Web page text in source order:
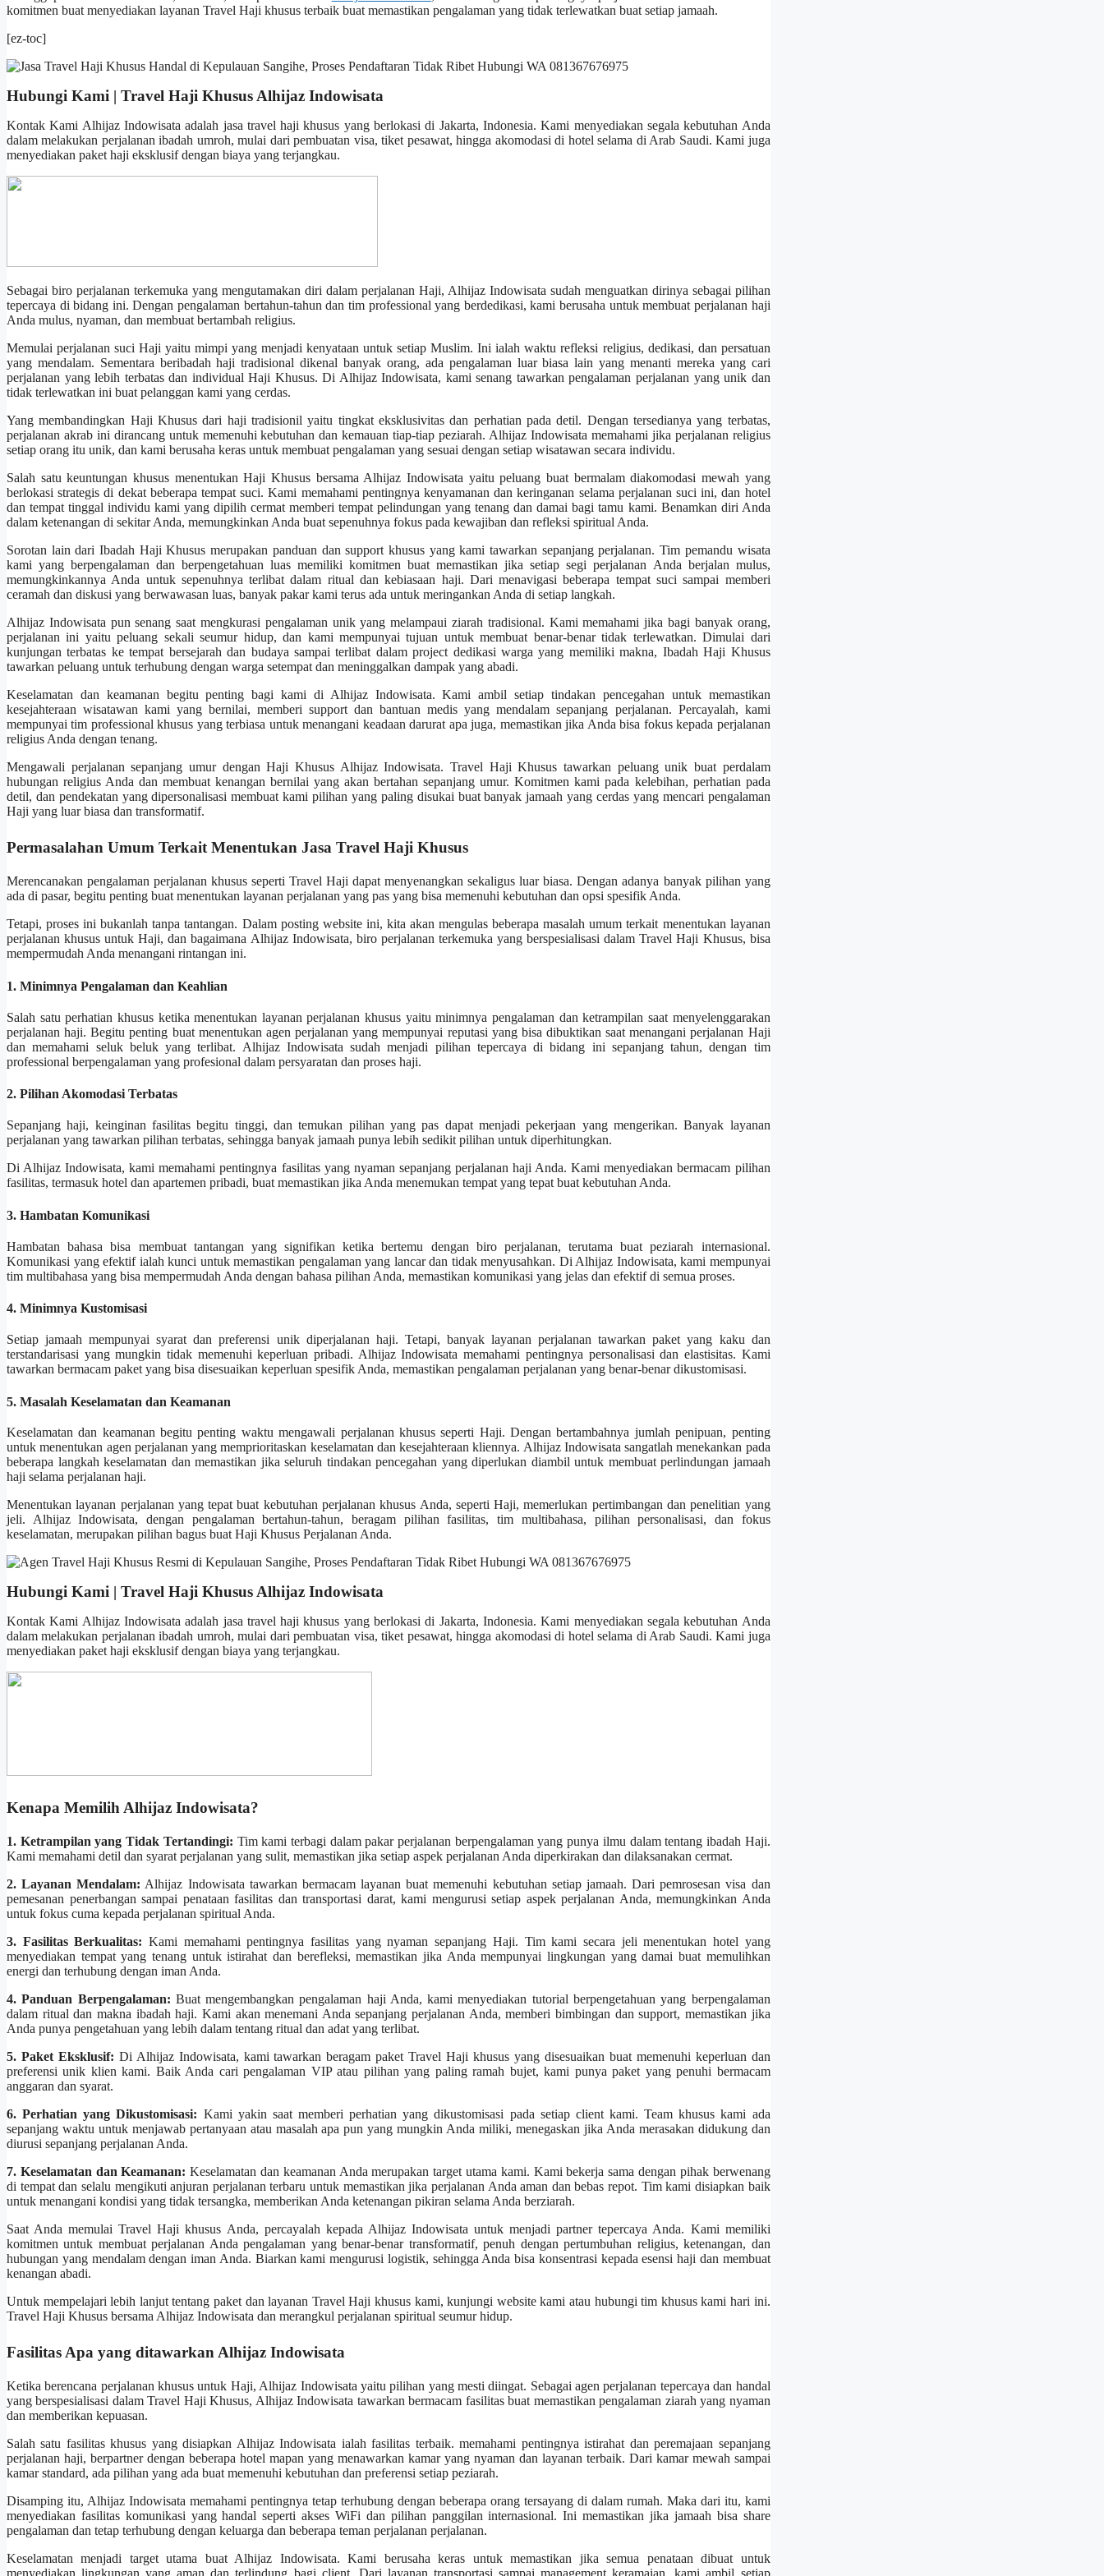
komitmen buat menyediakan layanan Travel Haji khusus terbaik buat memastikan pengalaman yang tidak terlewatkan buat setiap jamaah.
[ez-toc]
Hubungi Kami | Travel Haji Khusus Alhijaz Indowisata
Kontak Kami Alhijaz Indowisata adalah jasa travel haji khusus yang berlokasi di Jakarta, Indonesia. Kami menyediakan segala kebutuhan Anda
dalam melakukan perjalanan ibadah umroh, mulai dari pembuatan visa, tiket pesawat, hingga akomodasi di hotel selama di Arab Saudi. Kami juga
menyediakan paket haji eksklusif dengan biaya yang terjangkau.
Sebagai biro perjalanan terkemuka yang mengutamakan diri dalam perjalanan Haji, Alhijaz Indowisata sudah menguatkan dirinya sebagai pilihan
tepercaya di bidang ini. Dengan pengalaman bertahun-tahun dan tim professional yang berdedikasi, kami berusaha untuk membuat perjalanan haji
Anda mulus, nyaman, dan membuat bertambah religius.
Memulai perjalanan suci Haji yaitu mimpi yang menjadi kenyataan untuk setiap Muslim. Ini ialah waktu refleksi religius, dedikasi, dan persatuan
yang mendalam. Sementara beribadah haji tradisional dikenal banyak orang, ada pengalaman luar biasa lain yang menanti mereka yang cari
perjalanan yang lebih terbatas dan individual Haji Khusus. Di Alhijaz Indowisata, kami senang tawarkan pengalaman perjalanan yang unik dan
tidak terlewatkan ini buat pelanggan kami yang cerdas.
Yang membandingkan Haji Khusus dari haji tradisionil yaitu tingkat eksklusivitas dan perhatian pada detil. Dengan tersedianya yang terbatas,
perjalanan akrab ini dirancang untuk memenuhi kebutuhan dan kemauan tiap-tiap peziarah. Alhijaz Indowisata memahami jika perjalanan religius
setiap orang itu unik, dan kami berusaha keras untuk membuat pengalaman yang sesuai dengan setiap wisatawan secara individu.
Salah satu keuntungan khusus menentukan Haji Khusus bersama Alhijaz Indowisata yaitu peluang buat bermalam diakomodasi mewah yang
berlokasi strategis di dekat beberapa tempat suci. Kami memahami pentingnya kenyamanan dan keringanan selama perjalanan suci ini, dan hotel
dan tempat tinggal individu kami yang dipilih cermat memberi tempat pelindungan yang tenang dan damai bagi tamu kami. Benamkan diri Anda
dalam ketenangan di sekitar Anda, memungkinkan Anda buat sepenuhnya fokus pada kewajiban dan refleksi spiritual Anda.
Sorotan lain dari Ibadah Haji Khusus merupakan panduan dan support khusus yang kami tawarkan sepanjang perjalanan. Tim pemandu wisata
kami yang berpengalaman dan berpengetahuan luas memiliki komitmen buat memastikan jika setiap segi perjalanan Anda berjalan mulus,
memungkinkannya Anda untuk sepenuhnya terlibat dalam ritual dan kebiasaan haji. Dari menavigasi beberapa tempat suci sampai memberi
ceramah dan diskusi yang berwawasan luas, banyak pakar kami terus ada untuk meringankan Anda di setiap langkah.
Alhijaz Indowisata pun senang saat mengkurasi pengalaman unik yang melampaui ziarah tradisional. Kami memahami jika bagi banyak orang,
perjalanan ini yaitu peluang sekali seumur hidup, dan kami mempunyai tujuan untuk membuat benar-benar tidak terlewatkan. Dimulai dari
kunjungan terbatas ke tempat bersejarah dan budaya sampai terlibat dalam project dedikasi warga yang memiliki makna, Ibadah Haji Khusus
tawarkan peluang untuk terhubung dengan warga setempat dan meninggalkan dampak yang abadi.
Keselamatan dan keamanan begitu penting bagi kami di Alhijaz Indowisata. Kami ambil setiap tindakan pencegahan untuk memastikan
kesejahteraan wisatawan kami yang bernilai, memberi support dan bantuan medis yang mendalam sepanjang perjalanan. Percayalah, kami
mempunyai tim professional khusus yang terbiasa untuk menangani keadaan darurat apa juga, memastikan jika Anda bisa fokus kepada perjalanan
religius Anda dengan tenang.
Mengawali perjalanan sepanjang umur dengan Haji Khusus Alhijaz Indowisata. Travel Haji Khusus tawarkan peluang unik buat perdalam
hubungan religius Anda dan membuat kenangan bernilai yang akan bertahan sepanjang umur. Komitmen kami pada kelebihan, perhatian pada
detil, dan pendekatan yang dipersonalisasi membuat kami pilihan yang paling disukai buat banyak jamaah yang cerdas yang mencari pengalaman
Haji yang luar biasa dan transformatif.
Permasalahan Umum Terkait Menentukan Jasa Travel Haji Khusus
Merencanakan pengalaman perjalanan khusus seperti Travel Haji dapat menyenangkan sekaligus luar biasa. Dengan adanya banyak pilihan yang
ada di pasar, begitu penting buat menentukan layanan perjalanan yang pas yang bisa memenuhi kebutuhan dan opsi spesifik Anda.
Tetapi, proses ini bukanlah tanpa tantangan. Dalam posting website ini, kita akan mengulas beberapa masalah umum terkait menentukan layanan
perjalanan khusus untuk Haji, dan bagaimana Alhijaz Indowisata, biro perjalanan terkemuka yang berspesialisasi dalam Travel Haji Khusus, bisa
mempermudah Anda menangani rintangan ini.
1. Minimnya Pengalaman dan Keahlian
Salah satu perhatian khusus ketika menentukan layanan perjalanan khusus yaitu minimnya pengalaman dan ketrampilan saat menyelenggarakan
perjalanan haji. Begitu penting buat menentukan agen perjalanan yang mempunyai reputasi yang bisa dibuktikan saat menangani perjalanan Haji
dan memahami seluk beluk yang terlibat. Alhijaz Indowisata sudah menjadi pilihan tepercaya di bidang ini sepanjang tahun, dengan tim
professional berpengalaman yang profesional dalam persyaratan dan proses haji.
2. Pilihan Akomodasi Terbatas
Sepanjang haji, keinginan fasilitas begitu tinggi, dan temukan pilihan yang pas dapat menjadi pekerjaan yang mengerikan. Banyak layanan
perjalanan yang tawarkan pilihan terbatas, sehingga banyak jamaah punya lebih sedikit pilihan untuk diperhitungkan.
Di Alhijaz Indowisata, kami memahami pentingnya fasilitas yang nyaman sepanjang perjalanan haji Anda. Kami menyediakan bermacam pilihan
fasilitas, termasuk hotel dan apartemen pribadi, buat memastikan jika Anda menemukan tempat yang tepat buat kebutuhan Anda.
3. Hambatan Komunikasi
Hambatan bahasa bisa membuat tantangan yang signifikan ketika bertemu dengan biro perjalanan, terutama buat peziarah internasional.
Komunikasi yang efektif ialah kunci untuk memastikan pengalaman yang lancar dan tidak menyusahkan. Di Alhijaz Indowisata, kami mempunyai
tim multibahasa yang bisa mempermudah Anda dengan bahasa pilihan Anda, memastikan komunikasi yang jelas dan efektif di semua proses.
4. Minimnya Kustomisasi
Setiap jamaah mempunyai syarat dan preferensi unik diperjalanan haji. Tetapi, banyak layanan perjalanan tawarkan paket yang kaku dan
terstandarisasi yang mungkin tidak memenuhi keperluan pribadi. Alhijaz Indowisata memahami pentingnya personalisasi dan elastisitas. Kami
tawarkan bermacam paket yang bisa disesuaikan keperluan spesifik Anda, memastikan pengalaman perjalanan yang benar-benar dikustomisasi.
5. Masalah Keselamatan dan Keamanan
Keselamatan dan keamanan begitu penting waktu mengawali perjalanan khusus seperti Haji. Dengan bertambahnya jumlah penipuan, penting
untuk menentukan agen perjalanan yang memprioritaskan keselamatan dan kesejahteraan kliennya. Alhijaz Indowisata sangatlah menekankan pada
beberapa langkah keselamatan dan memastikan jika seluruh tindakan pencegahan yang diperlukan diambil untuk membuat perlindungan jamaah
haji selama perjalanan haji.
Menentukan layanan perjalanan yang tepat buat kebutuhan perjalanan khusus Anda, seperti Haji, memerlukan pertimbangan dan penelitian yang
jeli. Alhijaz Indowisata, dengan pengalaman bertahun-tahun, beragam pilihan fasilitas, tim multibahasa, pilihan personalisasi, dan fokus
keselamatan, merupakan pilihan bagus buat Haji Khusus Perjalanan Anda.
Hubungi Kami | Travel Haji Khusus Alhijaz Indowisata
Kontak Kami Alhijaz Indowisata adalah jasa travel haji khusus yang berlokasi di Jakarta, Indonesia. Kami menyediakan segala kebutuhan Anda
dalam melakukan perjalanan ibadah umroh, mulai dari pembuatan visa, tiket pesawat, hingga akomodasi di hotel selama di Arab Saudi. Kami juga
menyediakan paket haji eksklusif dengan biaya yang terjangkau.
Kenapa Memilih Alhijaz Indowisata?
1. Ketrampilan yang Tidak Tertandingi: Tim kami terbagi dalam pakar perjalanan berpengalaman yang punya ilmu dalam tentang ibadah Haji.
Kami memahami detil dan syarat perjalanan yang sulit, memastikan jika setiap aspek perjalanan Anda diperkirakan dan dilaksanakan cermat.
2. Layanan Mendalam: Alhijaz Indowisata tawarkan bermacam layanan buat memenuhi kebutuhan setiap jamaah. Dari pemrosesan visa dan
pemesanan penerbangan sampai penataan fasilitas dan transportasi darat, kami mengurusi setiap aspek perjalanan Anda, memungkinkan Anda
untuk fokus cuma kepada perjalanan spiritual Anda.
3. Fasilitas Berkualitas: Kami memahami pentingnya fasilitas yang nyaman sepanjang Haji. Tim kami secara jeli menentukan hotel yang
menyediakan tempat yang tenang untuk istirahat dan berefleksi, memastikan jika Anda mempunyai lingkungan yang damai buat memulihkan
energi dan terhubung dengan iman Anda.
4. Panduan Berpengalaman: Buat mengembangkan pengalaman haji Anda, kami menyediakan tutorial berpengetahuan yang berpengalaman
dalam ritual dan makna ibadah haji. Kami akan menemani Anda sepanjang perjalanan Anda, memberi bimbingan dan support, memastikan jika
Anda punya pengetahuan yang lebih dalam tentang ritual dan adat yang terlibat.
5. Paket Eksklusif: Di Alhijaz Indowisata, kami tawarkan beragam paket Travel Haji khusus yang disesuaikan buat memenuhi keperluan dan
preferensi unik klien kami. Baik Anda cari pengalaman VIP atau pilihan yang paling ramah bujet, kami punya paket yang penuhi bermacam
anggaran dan syarat.
6. Perhatian yang Dikustomisasi: Kami yakin saat memberi perhatian yang dikustomisasi pada setiap client kami. Team khusus kami ada
sepanjang waktu untuk menjawab pertanyaan atau masalah apa pun yang mungkin Anda miliki, menegaskan jika Anda merasakan didukung dan
diurusi sepanjang perjalanan Anda.
7. Keselamatan dan Keamanan: Keselamatan dan keamanan Anda merupakan target utama kami. Kami bekerja sama dengan pihak berwenang
di tempat dan selalu mengikuti anjuran perjalanan terbaru untuk memastikan jika perjalanan Anda aman dan bebas repot. Tim kami disiapkan baik
untuk menangani kondisi yang tidak tersangka, memberikan Anda ketenangan pikiran selama Anda berziarah.
Saat Anda memulai Travel Haji khusus Anda, percayalah kepada Alhijaz Indowisata untuk menjadi partner tepercaya Anda. Kami memiliki
komitmen untuk membuat perjalanan Anda pengalaman yang benar-benar transformatif, penuh dengan pertumbuhan religius, ketenangan, dan
hubungan yang mendalam dengan iman Anda. Biarkan kami mengurusi logistik, sehingga Anda bisa konsentrasi kepada esensi haji dan membuat
kenangan abadi.
Untuk mempelajari lebih lanjut tentang paket dan layanan Travel Haji khusus kami, kunjungi website kami atau hubungi tim khusus kami hari ini.
Travel Haji Khusus bersama Alhijaz Indowisata dan merangkul perjalanan spiritual seumur hidup.
Fasilitas Apa yang ditawarkan Alhijaz Indowisata
Ketika berencana perjalanan khusus untuk Haji, Alhijaz Indowisata yaitu pilihan yang mesti diingat. Sebagai agen perjalanan tepercaya dan handal
yang berspesialisasi dalam Travel Haji Khusus, Alhijaz Indowisata tawarkan bermacam fasilitas buat memastikan pengalaman ziarah yang nyaman
dan memberikan kepuasan.
Salah satu fasilitas khusus yang disiapkan Alhijaz Indowisata ialah fasilitas terbaik. memahami pentingnya istirahat dan peremajaan sepanjang
perjalanan haji, berpartner dengan beberapa hotel mapan yang menawarkan kamar yang nyaman dan layanan terbaik. Dari kamar mewah sampai
kamar standard, ada pilihan yang ada buat memenuhi kebutuhan dan preferensi setiap peziarah.
Disamping itu, Alhijaz Indowisata memahami pentingnya tetap terhubung dengan beberapa orang tersayang di dalam rumah. Maka dari itu, kami
menyediakan fasilitas komunikasi yang handal seperti akses WiFi dan pilihan panggilan internasional. Ini memastikan jika jamaah bisa share
pengalaman dan tetap terhubung dengan keluarga dan beberapa teman perjalanan perjalanan.
Keselamatan menjadi target utama buat Alhijaz Indowisata. Kami berusaha keras untuk memastikan jika semua penataan dibuat untuk
menyediakan lingkungan yang aman dan terlindung bagi client. Dari layanan transportasi sampai management keramaian, kami ambil setiap